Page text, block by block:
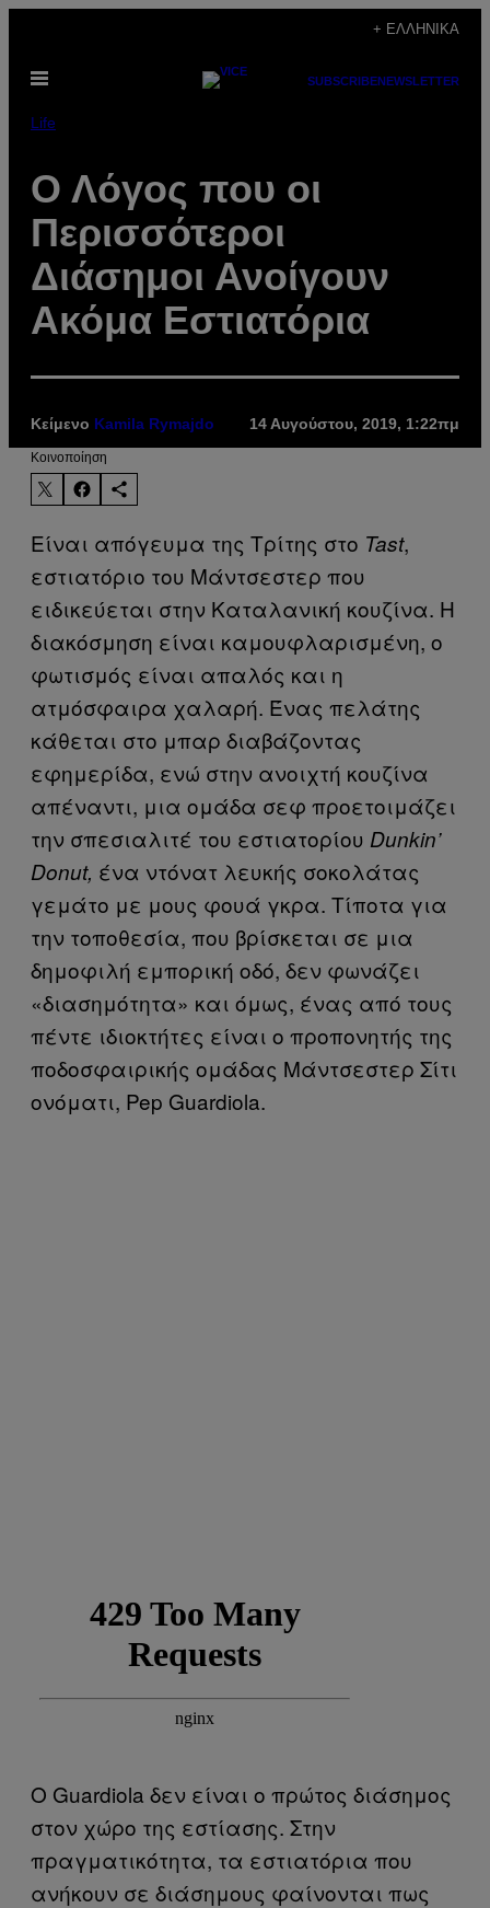
περιεχόμενο
+ ΕΛΛΗΝΙΚΆ
Ανοίξτε
SUBSCRIBENEWSLETTER
Life
Ο Λόγος που οι
Περισσότεροι
Διάσημοι Ανοίγουν
Ακόμα Εστιατόρια
Κείμενο Kamila Rymajdo 14 Αυγούστου, 2019, 1:22πμ
Kοινοποίηση
Είναι απόγευμα της Τρίτης στο Tast,
εστιατόριο του Μάντσεστερ που
ειδικεύεται στην Καταλανική κουζίνα. Η
διακόσμηση είναι καμουφλαρισμένη, ο
φωτισμός είναι απαλός και η
ατμόσφαιρα χαλαρή. Ένας πελάτης
κάθεται στο μπαρ διαβάζοντας
εφημερίδα, ενώ στην ανοιχτή κουζίνα
απέναντι, μια ομάδα σεφ προετοιμάζει
την σπεσιαλιτέ του εστιατορίου Dunkin’
Donut, ένα ντόνατ λευκής σοκολάτας
γεμάτο με μους φουά γκρα. Τίποτα για
την τοποθεσία, που βρίσκεται σε μια
δημοφιλή εμπορική οδό, δεν φωνάζει
«διασημότητα» και όμως, ένας από τους
πέντε ιδιοκτήτες είναι ο προπονητής της
ποδοσφαιρικής ομάδας Μάντσεστερ Σίτι
ονόματι, Pep Guardiola.
Ο Guardiola δεν είναι ο πρώτος διάσημος
στον χώρο της εστίασης. Στην
πραγματικότητα, τα εστιατόρια που
ανήκουν σε διάσημους φαίνονται πως